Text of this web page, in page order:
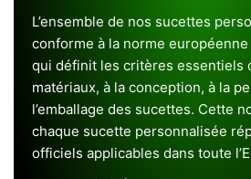
L’ensemble de nos sucettes
conforme à la norme européenne
qui définit les critères essentiels
matériaux, à la conception, à la
l’emballage des sucettes. Cette
chaque sucette personnalisée
officiels applicables dans toute